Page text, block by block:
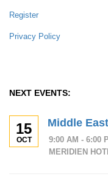
Register
Privacy Policy
NEXT EVENTS:
15
OCT
Middle
9:00 AM - 6:00
MERIDIEN